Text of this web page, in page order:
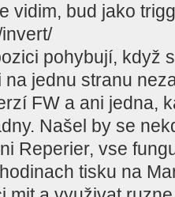
vidim, bud jako
pohybují, když
jednu stranu
FW a ani jedna,
Našel by se
Reperier, vse
tisku na